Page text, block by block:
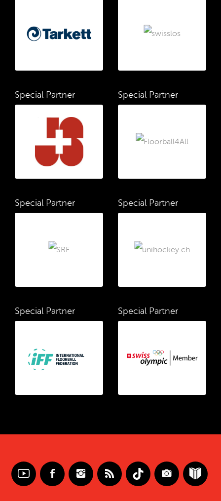
Special Partner Special Partner
Special Partner Special Partner
Special Partner Special Partner